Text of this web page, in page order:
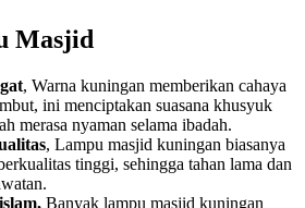
Masjid
, Warna kuningan memberikan cahaya
ini menciptakan suasana khusyuk
merasa nyaman selama ibadah.
, Lampu masjid kuningan biasanya
tinggi, sehingga tahan lama dan
Banyak lampu masjid kuningan